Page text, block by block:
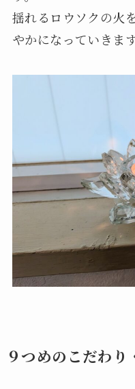
揺れるロウソクの火
やかになっていきます
９つめのこだわり